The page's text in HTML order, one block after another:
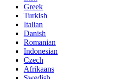
Greek
Turkish
Italian
Danish
Romanian
Indonesian
Czech
Afrikaans